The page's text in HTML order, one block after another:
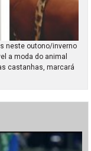
neste outono/inverno
a moda do animal
castanhas, marcará